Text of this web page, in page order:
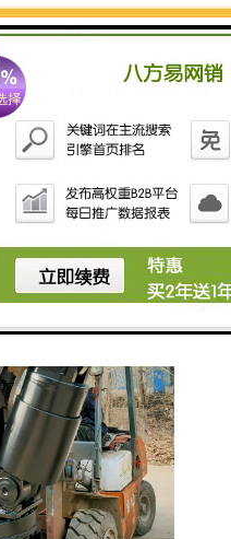
的液压油缸大大加强了
钢材。4、产品由高等级
设计，保证了工具的强
联系公众号智造大观。